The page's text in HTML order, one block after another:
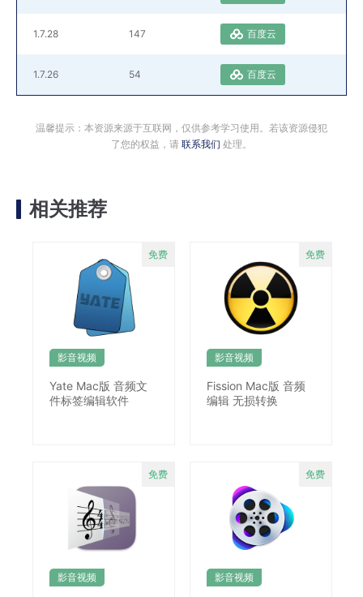
1.7.28 147 百度云
1.7.26 54 百度云
温馨提示：本资源来源于互联网，仅供参考学习使用。若该资源侵犯
了您的权益，请 联系我们 处理。
相关推荐
影音视频
Yate Mac版 音频文
件标签编辑软件
影音视频
Fission Mac版 音频
编辑 无损转换
影音视频 影音视频